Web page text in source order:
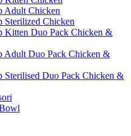
Adult Chicken
Sterilized Chicken
Kitten Duo Pack Chicken &
Adult Duo Pack Chicken &
Sterilised Duo Pack Chicken &